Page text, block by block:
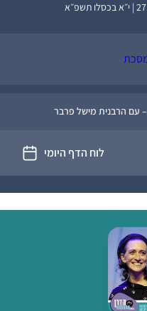
עם הרבנית מישל פרבר
לוח הדף היומי